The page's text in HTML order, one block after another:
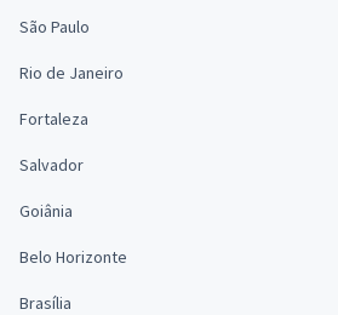
São Paulo
Rio de Janeiro
Fortaleza
Salvador
Goiânia
Belo Horizonte
Brasília